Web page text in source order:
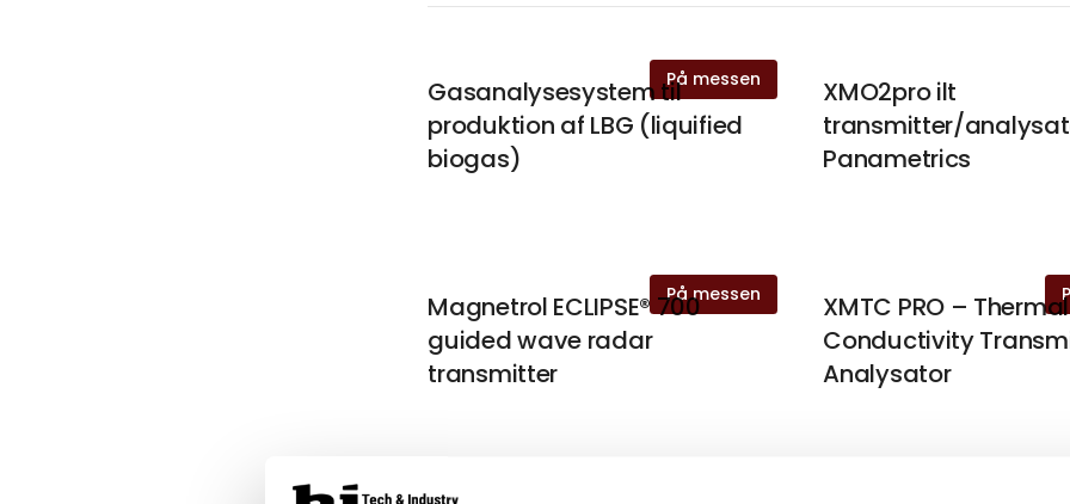
På messen
Gasanalysesystem til
produktion af LBG (liquified
biogas)
XMO2pro ilt
transmitter/
Panametrics
På messen
Magnetrol ECLIPSE® 700
guided wave radar
transmitter
XMTC PRO – Thermal
Conductivity
Analysator